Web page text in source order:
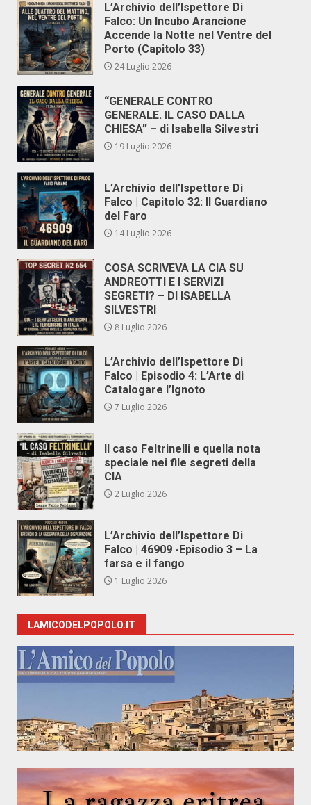
L’Archivio dell’Ispettore Di
Falco: Un Incubo Arancione
Accende la Notte nel Ventre del
Porto (Capitolo 33)
24 Luglio 2026
“GENERALE CONTRO
GENERALE. IL CASO DALLA
CHIESA” – di Isabella Silvestri
19 Luglio 2026
L’Archivio dell’Ispettore Di
Falco | Capitolo 32: Il Guardiano
del Faro
14 Luglio 2026
COSA SCRIVEVA LA CIA SU
ANDREOTTI E I SERVIZI
SEGRETI? – DI ISABELLA
SILVESTRI
8 Luglio 2026
L’Archivio dell’Ispettore Di
Falco | Episodio 4: L’Arte di
Catalogare l’Ignoto
7 Luglio 2026
Il caso Feltrinelli e quella nota
speciale nei file segreti della
CIA
2 Luglio 2026
L’Archivio dell’Ispettore Di
Falco | 46909 -Episodio 3 – La
farsa e il fango
1 Luglio 2026
LAMICODELPOPOLO.IT